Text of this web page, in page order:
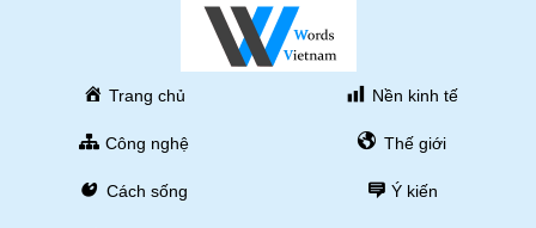
Trang chủ Nền kinh tế
Công nghệ Thế giới
Cách sống Ý kiến